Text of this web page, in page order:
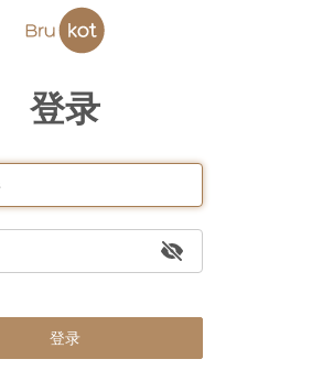
登录
登录